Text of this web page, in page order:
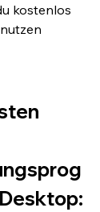
kostenlos